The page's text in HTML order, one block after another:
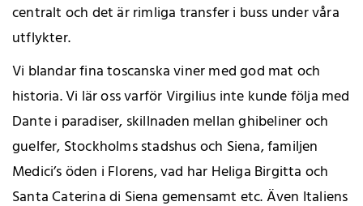
centralt och det är rimliga transfer i buss under våra
utflykter.
Vi blandar fina toscanska viner med god mat och
historia. Vi lär oss varför Virgilius inte kunde följa med
Dante i paradiser, skillnaden mellan ghibeliner och
guelfer, Stockholms stadshus och Siena, familjen
Medici’s öden i Florens, vad har Heliga Birgitta och
Santa Caterina di Siena gemensamt etc. Även Italiens